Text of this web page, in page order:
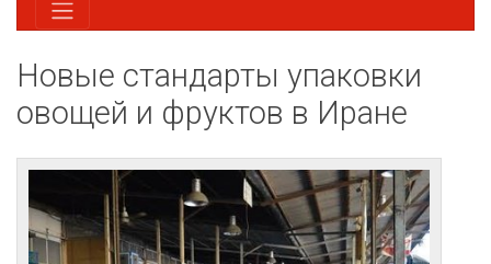
Новые стандарты упаковки
овощей и фруктов в Иране